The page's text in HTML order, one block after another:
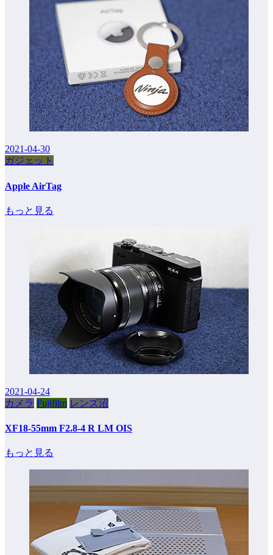
2021-04-30
ガジェット
Apple AirTag
もっと見る
2021-04-24
カメラ Fujifilm レンズ沼
XF18-55mm F2.8-4 R LM OIS
もっと見る